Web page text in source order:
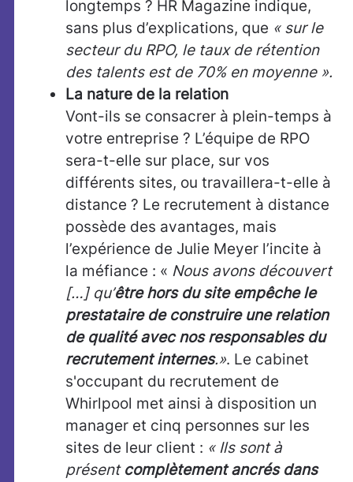
longtemps ? HR Magazine indique,
sans plus d’explications, que « sur le
secteur du RPO, le taux de rétention
des talents est de 70% en moyenne ».
La nature de la relation
Vont-ils se consacrer à plein-temps à
votre entreprise ? L’équipe de RPO
sera-t-elle sur place, sur vos
différents sites, ou travaillera-t-elle à
distance ? Le recrutement à distance
possède des avantages, mais
l’expérience de Julie Meyer l’incite à
la méfiance : « Nous avons découvert
[…] qu’être hors du site empêche le
prestataire de construire une relation
de qualité avec nos responsables du
recrutement internes.». Le cabinet
s'occupant du recrutement de
Whirlpool met ainsi à disposition un
manager et cinq personnes sur les
sites de leur client : « Ils sont à
présent complètement ancrés dans